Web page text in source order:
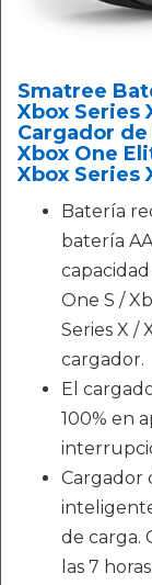
Smatree
Xbox Series
Cargador de
Xbox One
Xbox Series
Batería
batería
One S /
Series X /
cargador.
El
100% en
Cargador
de carga.
las 7